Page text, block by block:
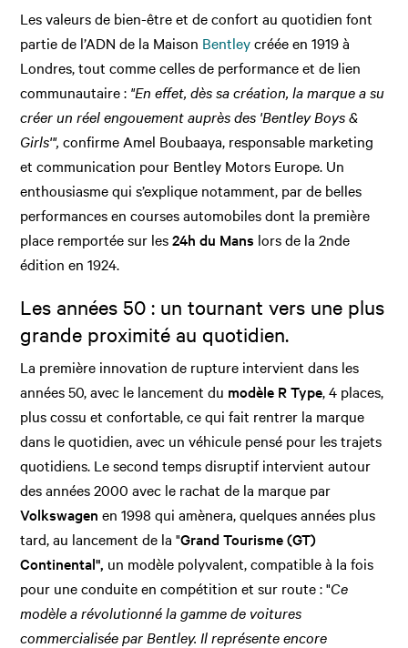
Les valeurs de bien-être et de confort au quotidien font
partie de l’ADN de la Maison Bentleycréée en 1919 à
Londres, tout comme celles de performance et de lien
communautaire : "En effet, dès sa création, la marque a su
créer un réel engouement auprès des 'Bentley Boys &
Girls'", confirme Amel Boubaaya, responsable marketing
et communication pour Bentley Motors Europe. Un
enthousiasme qui s’explique notamment, par de belles
performances en courses automobiles dont la première
place remportée sur les24h du Mans lors de la 2nde
édition en 1924.
Les années 50 : un tournant vers une plus
grande proximité au quotidien.
La première innovation de rupture intervient dans les
années 50, avec le lancement du modèle R Type, 4 places,
plus cossu et confortable, ce qui fait rentrer la marque
dans le quotidien, avec un véhicule pensé pour les trajets
quotidiens. Le second temps disruptif intervient autour
des années 2000 avec le rachat de la marque par
Volkswagen en 1998 qui amènera, quelques années plus
tard, au lancement de la "Grand Tourisme (GT)
Continental", un modèle polyvalent, compatible à la fois
pour une conduite en compétition et sur route : "Ce
modèle a révolutionné la gamme de voitures
commercialisée par Bentley. Il représente encore